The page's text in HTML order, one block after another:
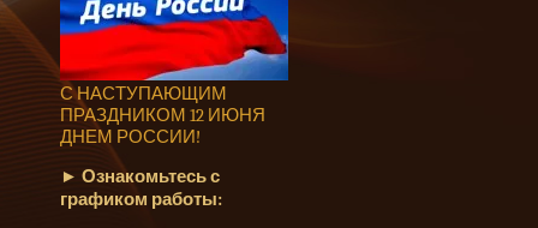
С НАСТУПАЮЩИМ
ПРАЗДНИКОМ 12 ИЮНЯ
ДНЕМ РОССИИ!
► Ознакомьтесь с
графиком работы: